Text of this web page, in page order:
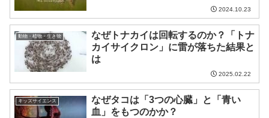
2024.10.23
動物・植物・生き物
なぜトナカイは回転するのか？「トナ
カイサイクロン」に雷が落ちた結果と
は
2025.02.22
キッズサイエンス
なぜタコは「3つの心臓」と「青い
血」をもつのかか？